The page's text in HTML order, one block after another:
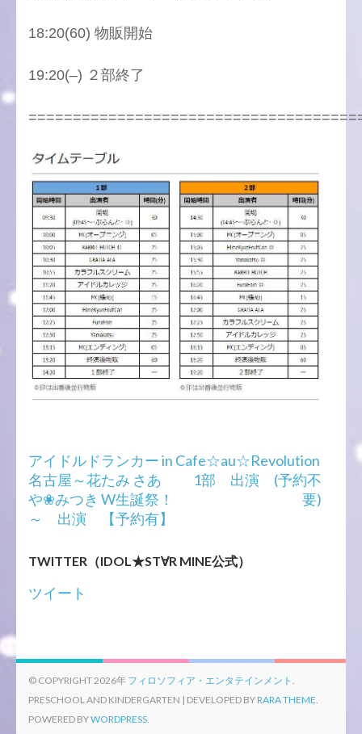
18:20(60) 物販開始
19:20(–) ２部終了
投
稿
ナ
ビ
ー
シ
ョ
アイドルドランカー in
名古屋～花たみ さあ
や❀みつき W生誕祭！
～ 出演 【予約有】
1部 出演 (予約不
要)
TWITTER（IDOL★ST∀R MINE公式）
ツイート
© COPYRIGHT 2026年 フィロソフィア・エンタテインメント
PRESCHOOL AND KINDERGARTEN | DEVELOPED BYRARA THEME
POWERED BYWORDPRESS.